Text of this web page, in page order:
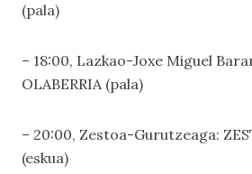
(pala)
– 18:00, Lazkao-Joxe Miguel
OLABERRIA (pala)
– 20:00, Zestoa-Gurutzeaga:
(eskua)